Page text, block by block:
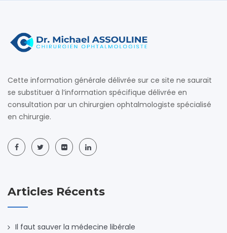
Cette information générale délivrée sur ce site ne saurait
se substituer à l’information spécifique délivrée en
consultation par un chirurgien ophtalmologiste spécialisé
en chirurgie.
Articles Récents
Il faut sauver la médecine libérale